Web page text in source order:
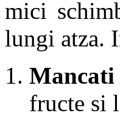
mici
lungi atza.
Mancati
fructe si